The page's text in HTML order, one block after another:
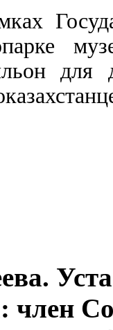
для
член